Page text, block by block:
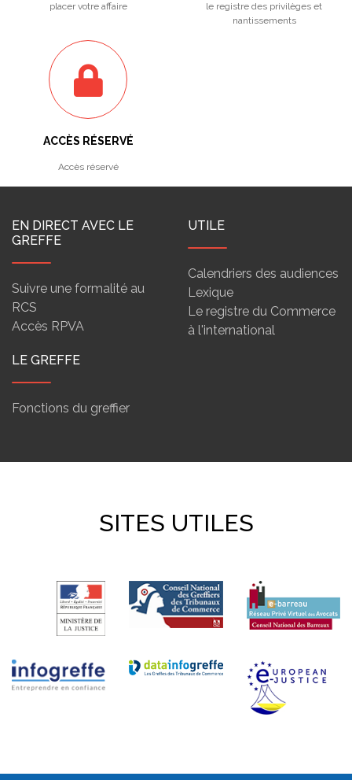
placer votre affaire
le registre des privilèges et
nantissements
ACCÈS RÉSERVÉ
Accès réservé
EN DIRECT AVEC LE
GREFFE
Suivre une formalité au
RCS
Accès RPVA
UTILE
Calendriers des audiences
Lexique
Le registre du Commerce
à l'international
LE GREFFE
Fonctions du greffier
SITES UTILES